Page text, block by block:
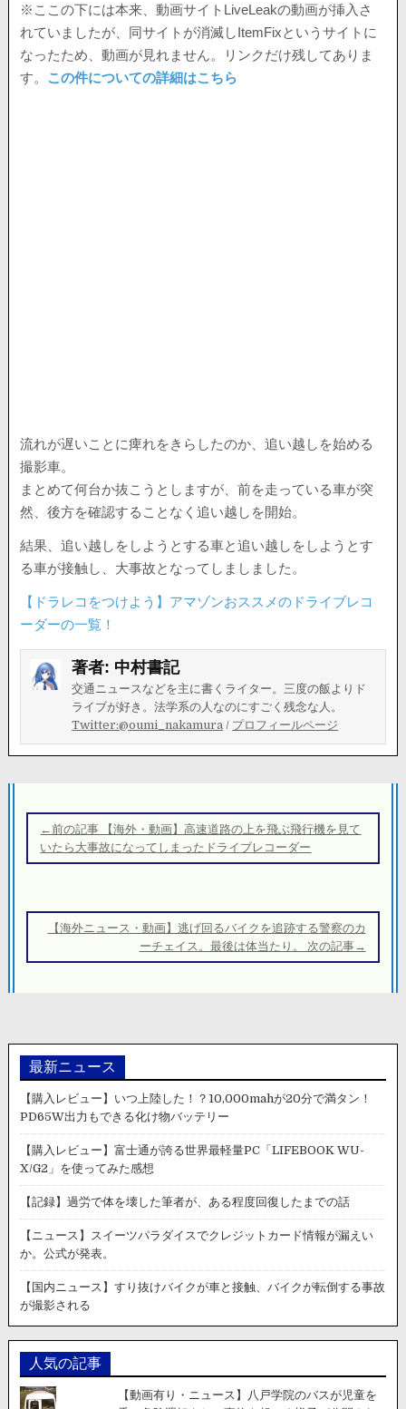
※ここの下には本来、動画サイトLiveLeakの動画が挿入さ
れていましたが、同サイトが消滅しItemFixというサイトに
なったため、動画が見れません。リンクだけ残してありま
す。 この件についての詳細はこちら
流れが遅いことに痺れをきらしたのか、追い越しを始める
撮影車。
まとめて何台か抜こうとしますが、前を走っている車が突
然、後方を確認することなく追い越しを開始。
結果、追い越しをしようとする車と追い越しをしようとす
る車が接触し、大事故となってしましました。
【ドラレコをつけよう】アマゾンおススメのドライブレコ
ーダーの一覧！
著者: 中村書記
交通ニュースなどを主に書くライター。三度の飯よりド
ライブが好き。法学系の人なのにすごく残念な人。
Twitter:@oumi_nakamura / プロフィールページ
稿
ナ
ー
←前の記事 【海外・動画】高速道路の上を飛ぶ飛行機を見て
いたら大事故になってしまったドライブレコーダー
【海外ニュース・動画】逃げ回るバイクを追跡する警察のカ
ーチェイス。最後は体当たり。 次の記事→
最新ニュース
【購入レビュー】いつ上陸した！？10,000mahが20分で満タン！
PD65W出力もできる化け物バッテリー
【購入レビュー】富士通が誇る世界最軽量PC「LIFEBOOK WU-
X/G2」を使ってみた感想
【記録】過労で体を壊した筆者が、ある程度回復したまでの話
【ニュース】スイーツパラダイスでクレジットカード情報が漏えい
か。公式が発表。
【国内ニュース】すり抜けバイクが車と接触、バイクが転倒する事故
が撮影される
人気の記事
【動画有り・ニュース】八戸学院のバスが児童を